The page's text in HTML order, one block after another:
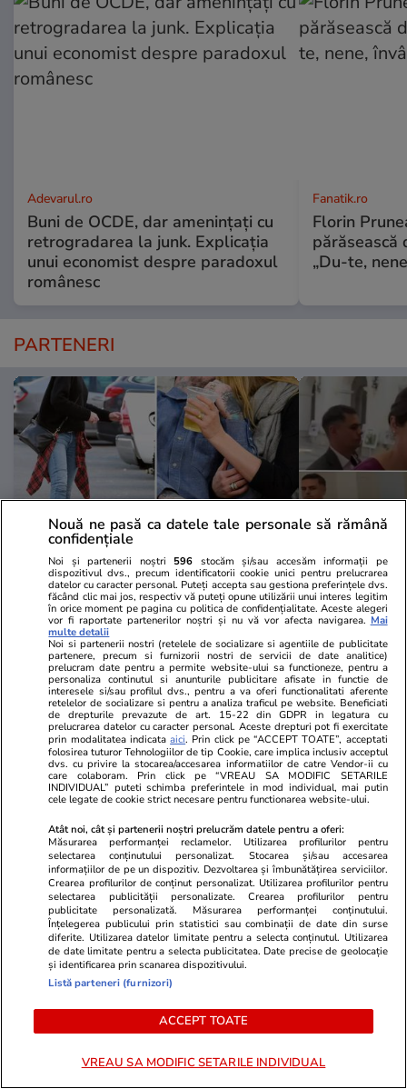
Adevarul.ro
Buni de OCDE, dar amenințați cu
retrogradarea la junk. Explicația
unui economist despre paradoxul
românesc
Fanatik.ro
Florin
părăsească
„Du-te,
PARTENERI
Elle.ro
Este vestea momentului în
showbiz! La 53 de ani, celebra
actriță a anunțat oficial nașterea
celui de-al treilea copil al său:
"Bun venit în lume, fiule"
Unica.ro
Mirabela
flancată de
aflat
de Apel
MONDEN
Stiri Mondene
Oana Roman, mărturisire
neașteptată din vacanța din
Grecia: „Nu prea sunt OK”. Ce se
întâmplă cu vedeta
Andreea Bălan, reacție despre
Nouă ne pasă ca datele tale personale să rămână
confidențiale
Noi și partenerii noștri 596 stocăm și/sau accesăm informații pe
dispozitivul dvs., precum identificatorii cookie unici pentru prelucrarea
datelor cu caracter personal. Puteți accepta sau gestiona preferințele dvs.
făcând clic mai jos, respectiv vă puteți opune utilizării unui interes legitim
în orice moment pe pagina cu politica de confidențialitate. Aceste alegeri
vor fi raportate partenerilor noștri și nu vă vor afecta navigarea. Mai
multe detalii
Noi si partenerii nostri (retelele de socializare si agentiile de publicitate
partenere, precum si furnizorii nostri de servicii de date analitice)
prelucram date pentru a permite website-ului sa functioneze, pentru a
personaliza continutul si anunturile publicitare afisate in functie de
interesele si/sau profilul dvs., pentru a va oferi functionalitati aferente
retelelor de socializare si pentru a analiza traficul pe website. Beneficiati
de drepturile prevazute de art. 15-22 din GDPR in legatura cu
prelucrarea datelor cu caracter personal. Aceste drepturi pot fi exercitate
prin modalitatea indicataaici. Prin click pe “ACCEPT TOATE”, acceptati
folosirea tuturor Tehnologiilor de tip Cookie, care implica inclusiv acceptul
dvs. cu privire la stocarea/accesarea informatiilor de catre Vendor-ii cu
care colaboram. Prin click pe “VREAU SA MODIFIC SETARILE
INDIVIDUAL” puteti schimba preferintele in mod individual, mai putin
cele legate de cookie strict necesare pentru functionarea website-ului.
Atât noi, cât și partenerii noștri prelucrăm datele pentru a oferi:
Măsurarea performanței reclamelor. Utilizarea profilurilor pentru
selectarea conținutului personalizat. Stocarea și/sau accesarea
informațiilor de pe un dispozitiv. Dezvoltarea și îmbunătățirea serviciilor.
Crearea profilurilor de conținut personalizat. Utilizarea profilurilor pentru
selectarea publicității personalizate. Crearea profilurilor pentru
publicitate personalizată. Măsurarea performanței conținutului.
Înțelegerea publicului prin statistici sau combinații de date din surse
diferite. Utilizarea datelor limitate pentru a selecta conținutul. Utilizarea
de date limitate pentru a selecta publicitatea. Date precise de geolocație
și identificarea prin scanarea dispozitivului.
Listă parteneri (furnizori)
ACCEPT TOATE
VREAU SA MODIFIC SETARILE INDIVIDUAL